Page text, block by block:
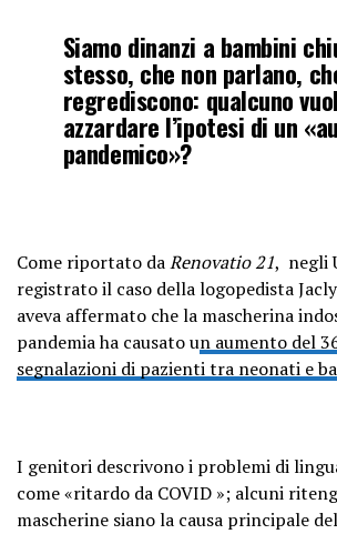
Siamo dinanzi a bambini
stesso, che non parlano,
regrediscono: qualcuno
azzardare l’ipotesi di un
pandemico»?
Come riportato daRenovatio 21, negli
registrato il caso della logopedista
aveva affermato che la mascherina
pandemia ha causato un aumento del
segnalazioni di pazienti tra neonati e
I genitori descrivono i problemi di
come «ritardo da COVID »; alcuni
mascherine siano la causa principale